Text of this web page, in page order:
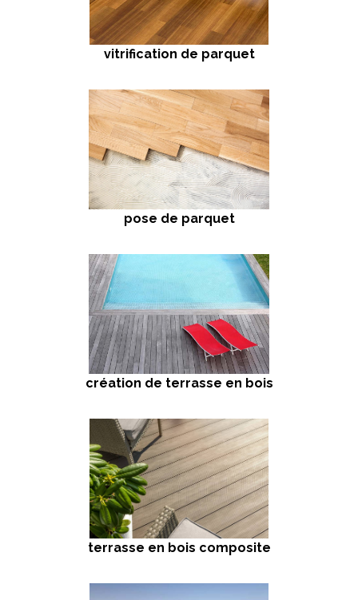
vitrification de parquet
pose de parquet
création de terrasse en bois
terrasse en bois composite